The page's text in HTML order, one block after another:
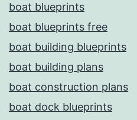
boat blueprints
boat blueprints free
boat building blueprints
boat building plans
boat construction plans
boat dock blueprints